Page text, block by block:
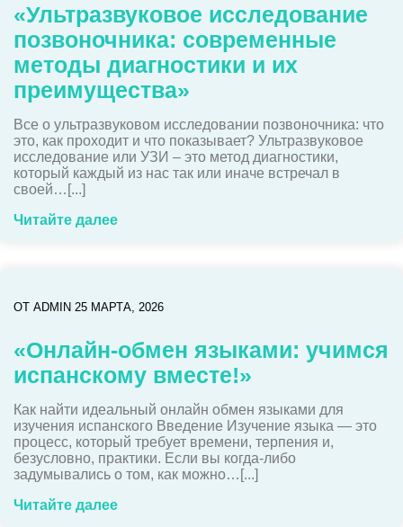
«Ультразвуковое исследование
позвоночника: современные
методы диагностики и их
преимущества»
Все о ультразвуковом исследовании позвоночника: что
это, как проходит и что показывает? Ультразвуковое
исследование или УЗИ – это метод диагностики,
который каждый из нас так или иначе встречал в
своей…[...]
Читайте далее
ОТ ADMIN 25 МАРТА, 2026
«Онлайн-обмен языками: учимся
испанскому вместе!»
Как найти идеальный онлайн обмен языками для
изучения испанского Введение Изучение языка — это
процесс, который требует времени, терпения и,
безусловно, практики. Если вы когда-либо
задумывались о том, как можно…[...]
Читайте далее